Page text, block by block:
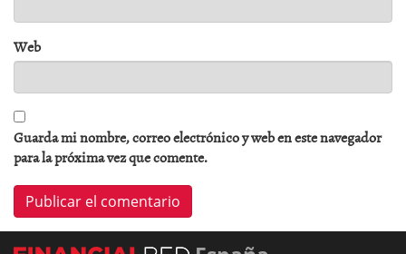
Web
Guarda mi nombre, correo electrónico y web en este navegador
para la próxima vez que comente.